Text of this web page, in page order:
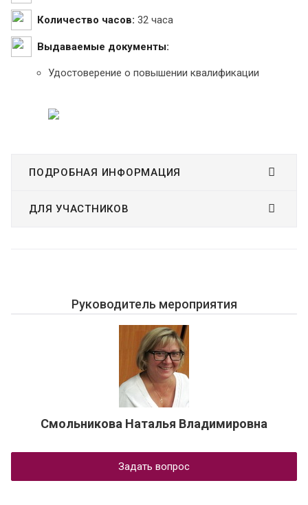
Количество часов: 32 часа
Выдаваемые документы:
Удостоверение о повышении квалификации
ПОДРОБНАЯ ИНФОРМАЦИЯ
ДЛЯ УЧАСТНИКОВ
Руководитель мероприятия
Смольникова Наталья Владимировна
Задать вопрос